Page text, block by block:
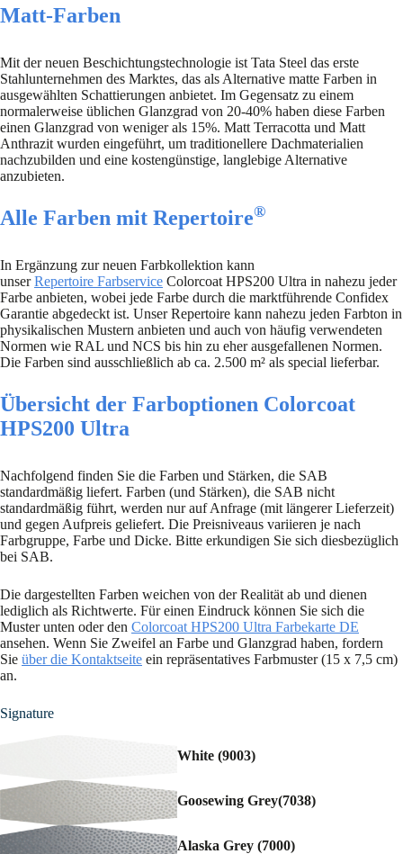
Matt-Farben
Mit der neuen Beschichtungstechnologie ist Tata Steel das erste
Stahlunternehmen des Marktes, das als Alternative matte Farben in
ausgewählten Schattierungen anbietet. Im Gegensatz zu einem
normalerweise üblichen Glanzgrad von 20-40% haben diese Farben
einen Glanzgrad von weniger als 15%. Matt Terracotta und Matt
Anthrazit wurden eingeführt, um traditionellere Dachmaterialien
nachzubilden und eine kostengünstige, langlebige Alternative
anzubieten.
Alle Farben mit Repertoire®
In Ergänzung zur neuen Farbkollektion kann
unserRepertoire Farbservice Colorcoat HPS200 Ultra in nahezu jeder
Farbe anbieten, wobei jede Farbe durch die marktführende Confidex
Garantie abgedeckt ist. Unser Repertoire kann nahezu jeden Farbton in
physikalischen Mustern anbieten und auch von häufig verwendeten
Normen wie RAL und NCS bis hin zu eher ausgefallenen Normen.
Die Farben sind ausschließlich ab ca. 2.500 m² als special lieferbar.
Übersicht der Farboptionen Colorcoat
HPS200 Ultra
Nachfolgend finden Sie die Farben und Stärken, die SAB
standardmäßig liefert. Farben (und Stärken), die SAB nicht
standardmäßig führt, werden nur auf Anfrage (mit längerer Lieferzeit)
und gegen Aufpreis geliefert. Die Preisniveaus variieren je nach
Farbgruppe, Farbe und Dicke. Bitte erkundigen Sie sich diesbezüglich
bei SAB.
Die dargestellten Farben weichen von der Realität ab und dienen
lediglich als Richtwerte. Für einen Eindruck können Sie sich die
Muster unten oder den Colorcoat HPS200 Ultra Farbekarte DE
ansehen. Wenn Sie Zweifel an Farbe und Glanzgrad haben, fordern
Sie über die Kontaktseite ein repräsentatives Farbmuster (15 x 7,5 cm)
an.
Signature
White (9003)
Goosewing Grey(7038)
Alaska Grey (7000)